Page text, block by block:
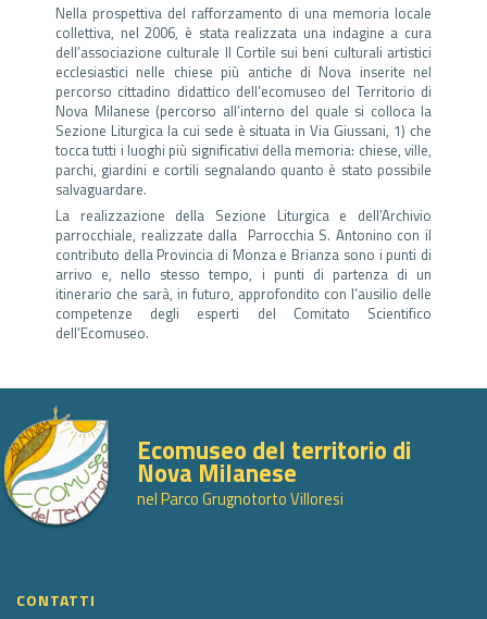
Nella prospettiva del rafforzamento di una memoria locale
collettiva, nel 2006, è stata realizzata una indagine a cura
dell’associazione culturale Il Cortile sui beni culturali artistici
ecclesiastici nelle chiese più antiche di Nova inserite nel
percorso cittadino didattico dell’ecomuseo del Territorio di
Nova Milanese (percorso all’interno del quale si colloca la
Sezione Liturgica la cui sede è situata in Via Giussani, 1) che
tocca tutti i luoghi più significativi della memoria: chiese, ville,
parchi, giardini e cortili segnalando quanto è stato possibile
salvaguardare.
La realizzazione della Sezione Liturgica e dell’Archivio
parrocchiale, realizzate dalla Parrocchia S. Antonino con il
contributo della Provincia di Monza e Brianza sono i punti di
arrivo e, nello stesso tempo, i punti di partenza di un
itinerario che sarà, in futuro, approfondito con l’ausilio delle
competenze degli esperti del Comitato Scientifico
dell’Ecomuseo.
Ecomuseo del territorio di
Nova Milanese
nel Parco Grugnotorto Villoresi
CONTATTI